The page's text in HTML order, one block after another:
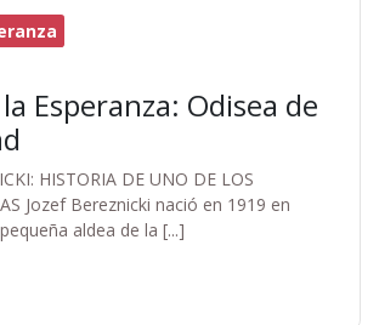
Esperanza: Odisea de
HISTORIA DE UNO DE LOS
Jozef Bereznicki nació en 1919 en
aldea de la [...]